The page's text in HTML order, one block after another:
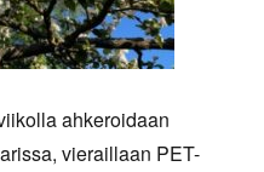
ahkeroidaan
vieraillaan PET-